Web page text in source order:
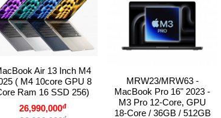
Air 13 Inch M4
( M4 10core GPU 8
Ram 16 SSD 256)
26,990,000đ
MRW23/MRW63 -
MacBook Pro 16" 2023 -
M3 Pro 12-Core, GPU
18-Core / 36GB / 512GB